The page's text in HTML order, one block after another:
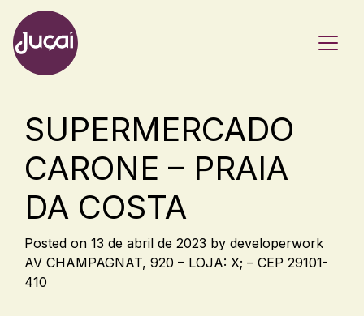
Main Navigation
SUPERMERCADO
CARONE – PRAIA
DA COSTA
Posted on 13 de abril de 2023 by developerwork
AV CHAMPAGNAT, 920 – LOJA: X; – CEP 29101-
410